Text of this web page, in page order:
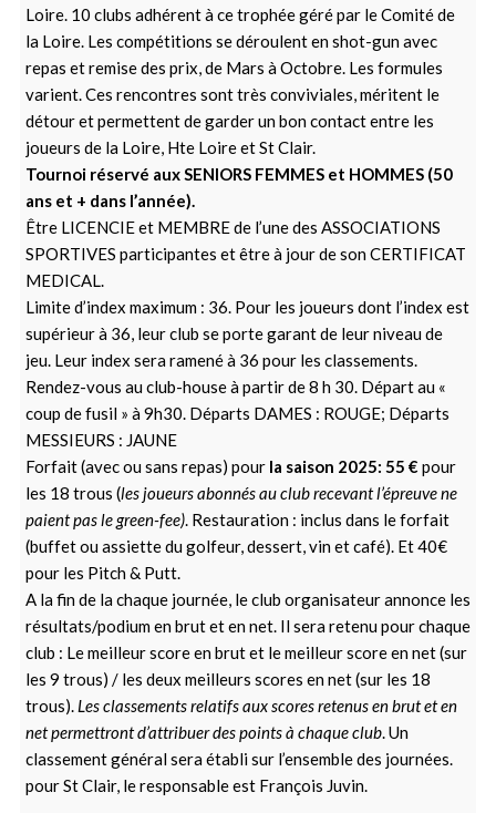
Loire. 10 clubs adhérent à ce trophée géré par le Comité de
la Loire. Les compétitions se déroulent en shot-gun avec
repas et remise des prix, de Mars à Octobre. Les formules
varient. Ces rencontres sont très conviviales, méritent le
détour et permettent de garder un bon contact entre les
joueurs de la Loire, Hte Loire et St Clair.
Tournoi réservé aux SENIORS FEMMES et HOMMES (50
ans et + dans l’année).
Être LICENCIE et MEMBRE de l’une des ASSOCIATIONS
SPORTIVES participantes et être à jour de son CERTIFICAT
MEDICAL.
Limite d’index maximum : 36. Pour les joueurs dont l’index est
supérieur à 36, leur club se porte garant de leur niveau de
jeu. Leur index sera ramené à 36 pour les classements.
Rendez-vous au club-house à partir de 8 h 30. Départ au «
coup de fusil » à 9h30. Départs DAMES : ROUGE; Départs
MESSIEURS : JAUNE
Forfait (avec ou sans repas) pour la saison 2025: 55 € pour
les 18 trous (les joueurs abonnés au club recevant l’épreuve ne
paient pas le green-fee). Restauration : inclus dans le forfait
(buffet ou assiette du golfeur, dessert, vin et café). Et 40€
pour les Pitch & Putt.
A la fin de la chaque journée, le club organisateur annonce les
résultats/podium en brut et en net. Il sera retenu pour chaque
club : Le meilleur score en brut et le meilleur score en net (sur
les 9 trous) / les deux meilleurs scores en net (sur les 18
trous). Les classements relatifs aux scores retenus en brut et en
net permettront d’attribuer des points à chaque club. Un
classement général sera établi sur l’ensemble des journées.
pour St Clair, le responsable est François Juvin.